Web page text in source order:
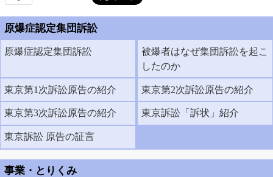
原爆症認定集団訴訟
原爆症認定集団訴訟
被爆者はなぜ集団訴訟を起こ
したのか
東京第1次訴訟原告の紹介 東京第2次訴訟原告の紹介
東京第3次訴訟原告の紹介 東京訴訟「訴状」紹介
東京訴訟 原告の証言
事業・とりくみ